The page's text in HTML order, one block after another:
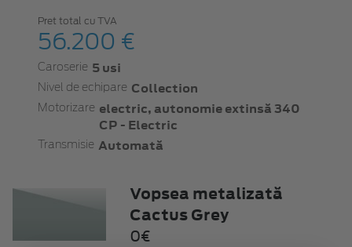
Pret total cu TVA
56.200 €
Caroserie 5 usi
Nivel de echipare Collection
Motorizare electric, autonomie extinsă 340
CP - Electric
Transmisie Automată
Vopsea metalizată
Cactus Grey
0€